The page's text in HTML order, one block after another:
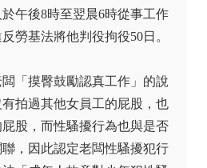
午後8時至翌晨6時從事工作
勞基法將他判役拘役50日。
「摸臀鼓勵認真工作」的說
拍過其他女員工的屁股，也
股，而性騷擾行為也與是否
，因此認定老闆性騷擾犯行